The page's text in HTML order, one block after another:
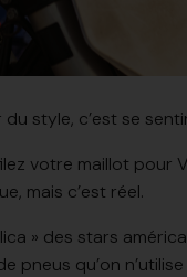
du style, c’est se
votre maillot pour
mais c’est réel.
» des stars
qu’on n’utilise